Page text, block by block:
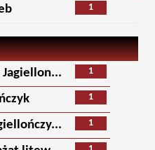
1
1
1
1